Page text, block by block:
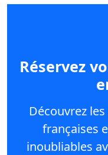
Réservez
Découvrez
françaises
inoubliables